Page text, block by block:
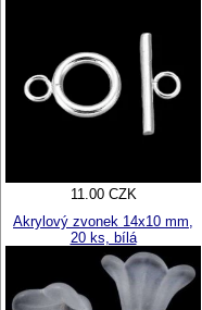
11.00 CZK
Akrylový zvonek 14x10 mm,
20 ks, bílá